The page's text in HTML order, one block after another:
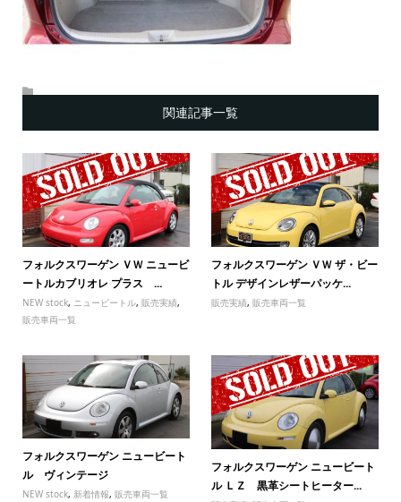
関連記事一覧
フォルクスワーゲン ＶＷ ニュービ
ートルカブリオレ プラス ...
NEW stock, ニュービートル, 販売実績,
販売車両一覧
フォルクスワーゲン ＶＷ ザ・ビー
トル デザインレザーパッケ...
販売実績,販売車両一覧
フォルクスワーゲン ニュービート
ル ヴィンテージ
NEW stock, 新着情報, 販売車両一覧
フォルクスワーゲン ニュービート
ル ＬＺ 黒革シートヒーター...